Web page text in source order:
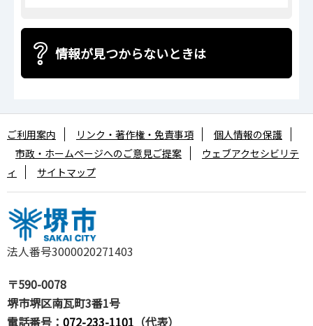
情報が見つからないときは
法人番号3000020271403
〒590-0078
堺市堺区南瓦町3番1号
電話番号： 072-233-1101 （代表）
ご利用案内 リンク・著作権・免責事項
個人情報の保護
市政・ホームページへのご意見ご提案
ウェブアクセシビリテ
ィ
サイトマップ